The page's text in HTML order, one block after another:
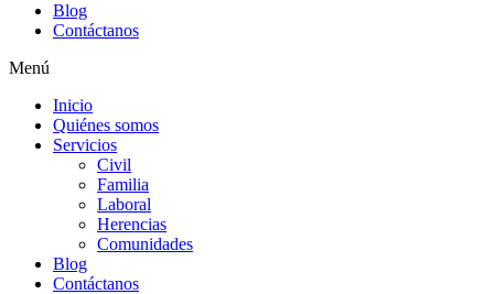
Blog
Contáctanos
Menú
Inicio
Quiénes somos
Servicios
Civil
Familia
Laboral
Herencias
Comunidades
Blog
Contáctanos